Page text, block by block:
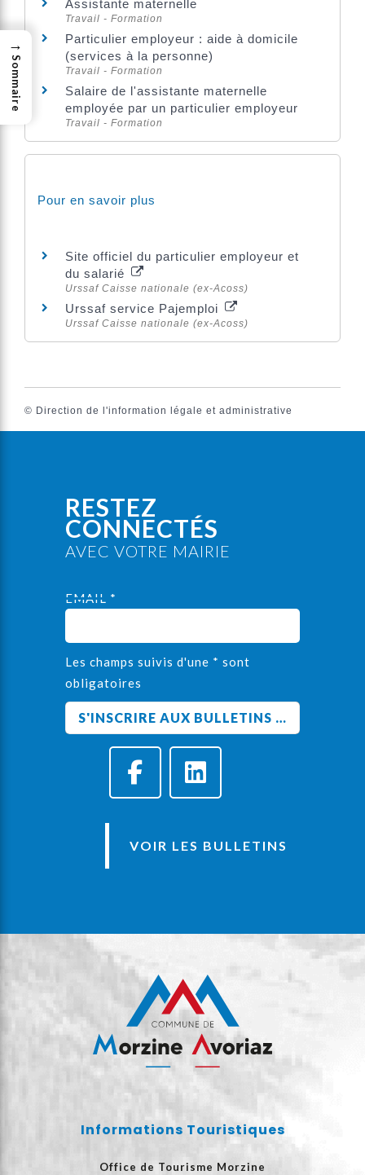
Assistante maternelle
Travail - Formation
Particulier employeur : aide à domicile
(services à la personne)
Travail - Formation
Salaire de l'assistante maternelle
employée par un particulier employeur
Travail - Formation
Pour en savoir plus
Site officiel du particulier employeur et
du salarié
Urssaf Caisse nationale (ex-Acoss)
Urssaf service Pajemploi
Urssaf Caisse nationale (ex-Acoss)
© Direction de l'information légale et administrative
RESTEZ
CONNECTÉS
AVEC VOTRE MAIRIE
EMAIL *
Les champs suivis d'une * sont
obligatoires
VOIR LES BULLETINS
Informations Touristiques
Office de Tourisme Morzine
→
Sommaire